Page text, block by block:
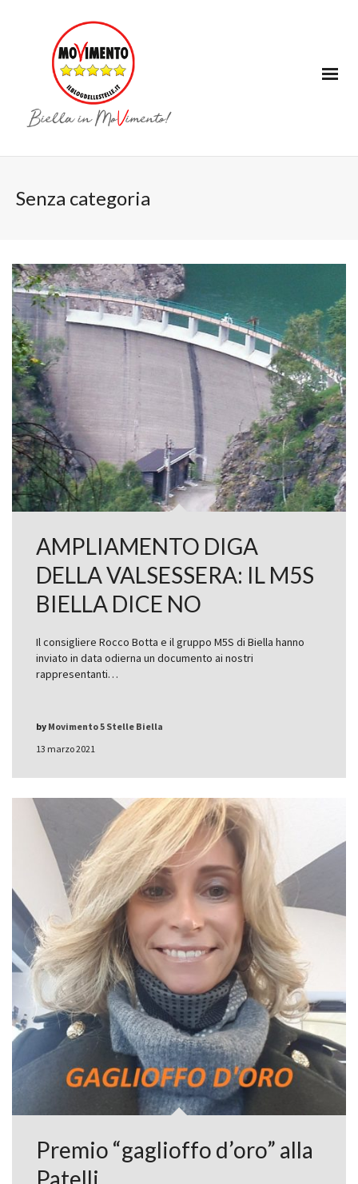
Senza categoria
AMPLIAMENTO DIGA
DELLA VALSESSERA: IL M5S
BIELLA DICE NO
Il consigliere Rocco Botta e il gruppo M5S di Biella hanno
inviato in data odierna un documento ai nostri
rappresentanti…
13 marzo 2021
by Movimento 5 Stelle Biella
Premio “gaglioffo d’oro” alla
Patelli